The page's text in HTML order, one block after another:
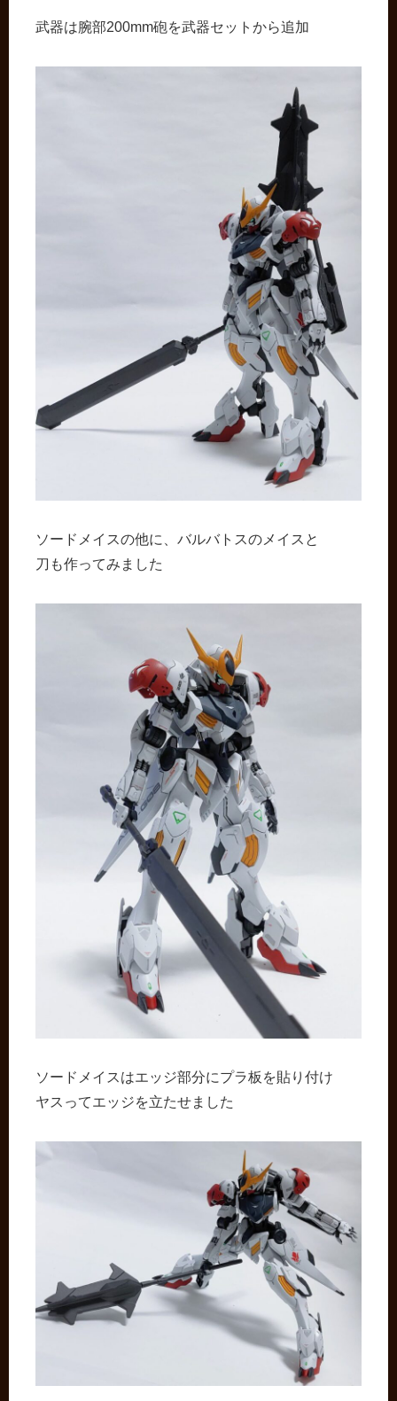
武器は腕部200mm砲を武器セットから追加
ソードメイスの他に、バルバトスのメイスと
刀も作ってみました
ソードメイスはエッジ部分にプラ板を貼り付け
ヤスってエッジを立たせました